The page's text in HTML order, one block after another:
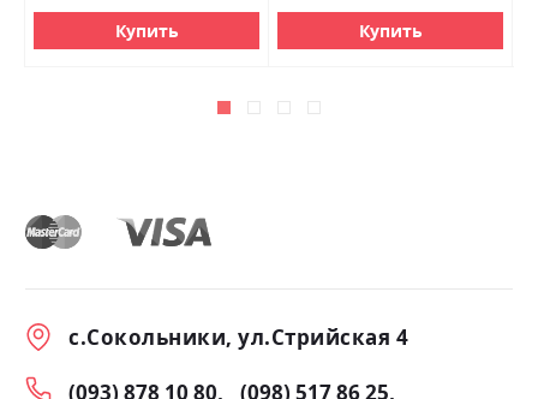
Купить Купить
с.Сокольники, ул.Стрийская 4
(093) 878 10 80
(098) 517 86 25